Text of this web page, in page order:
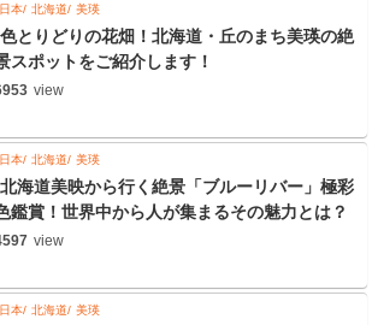
日本 北海道 美瑛
色とりどりの花畑！北海道・丘のまち美瑛の絶
スポットをご紹介します！
view
日本 北海道 美瑛
北海道美映から行く絶景「ブルーリバー」極彩
鑑賞！世界中から人が集まるその魅力とは？
view
日本 北海道 美瑛